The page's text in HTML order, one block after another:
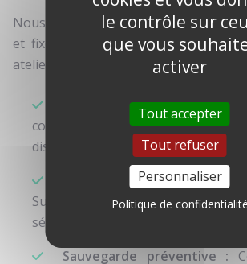
Nous dépannons vos ordinateurs
et fixes) à domicile ou directement
atelier :
Réparation Express :
composants endommagés
disque dur SSD, RAM).
Éradication de
Suppression des spywares,
sécurisation du navigateur internet.
Sauvegarde préventive :
le contrôle sur
que vous
activer
Tout accepter
Tout refuser
Personnaliser
Politique de confidentialité